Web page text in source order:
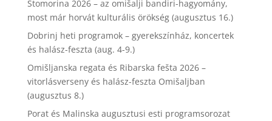
Stomorina 2026 – az omišalji bandiri-hagyomány,
most már horvát kulturális örökség (augusztus 16.)
Dobrinj heti programok – gyerekszínház, koncertek
és halász-feszta (aug. 4-9.)
Omišljanska regata és Ribarska fešta 2026 –
vitorlásverseny és halász-feszta Omišaljban
(augusztus 8.)
Porat és Malinska augusztusi esti programsorozat